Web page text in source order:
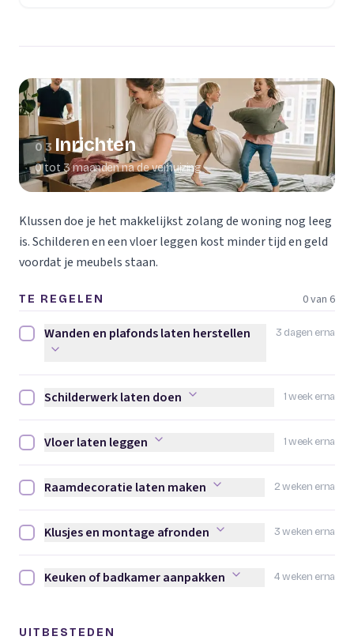
03 Inrichten
0 tot 3 maanden na de verhuizing
Klussen doe je het makkelijkst zolang de woning nog leeg
is. Schilderen en een vloer leggen kost minder tijd en geld
voordat je meubels staan.
TE REGELEN 0 van 6
3 dagen erna
Wanden en plafonds laten herstellen afvinken
Wanden en plafonds laten herstellen
1 week erna
Schilderwerk laten doen afvinken
Schilderwerk laten doen
1 week erna
Vloer laten leggen afvinken
Vloer laten leggen
2 weken erna
Raamdecoratie laten maken afvinken
Raamdecoratie laten maken
3 weken erna
Klusjes en montage afronden afvinken
Klusjes en montage afronden
4 weken erna
Keuken of badkamer aanpakken afvinken
Keuken of badkamer aanpakken
UITBESTEDEN